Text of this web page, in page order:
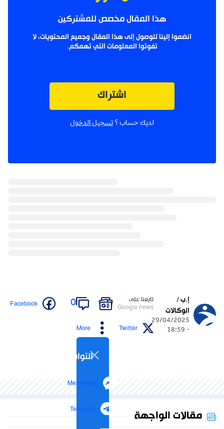
هذا المقال مخصص للمشتركين
انضموا إلينا للوصول إلى هذا المقال وجميع المحتويات، لا
تفوتوا المعلومات التي تهمكم.
اشتراك
لديك حساب ؟ تسجيل الدخول
إ.ب /
الوكالات
29/04/2025
- 18:59
تابعنا على
Google news
0
Facebook
Twitter
More
التواصل الاجتماعي
Messenger
Telegram مقالات الواجهة